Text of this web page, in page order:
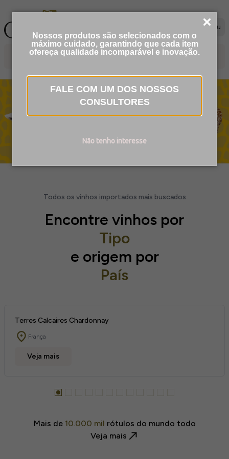
Nossos produtos são selecionados com o
máximo cuidado, garantindo que cada item
ofereça qualidade incomparável e inovação.
FALE COM UM DOS NOSSOS
CONSULTORES
Não tenho interesse
Menu
Todos os vinhos importados mais buscados
Encontre vinhos por
Tipo
e origem por
País
Terres Calcaires Chardonnay
França
Veja mais
Mais de 10.000 mil rótulos do mundo todo
Veja mais